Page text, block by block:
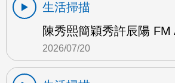
生活掃描
陳秀熙簡穎秀許辰陽
2026/07/20